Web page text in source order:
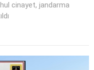
cinayet, jandarma